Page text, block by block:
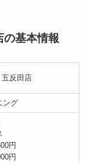
基本情報
反田店
ング
円
円